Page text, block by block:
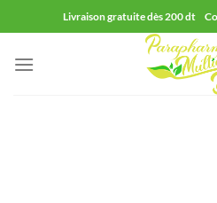
au
contenu
Livraison gratuite dès 200 dt